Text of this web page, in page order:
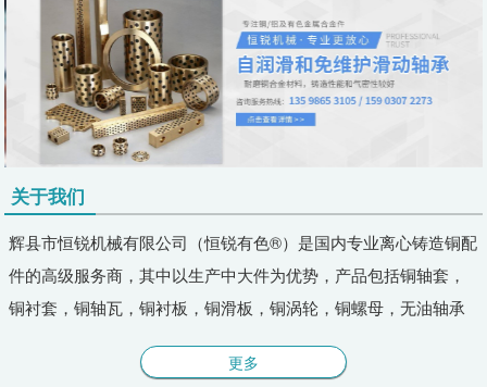
关于我们
辉县市恒锐机械有限公司（恒锐有色®）是国内专业离心铸造铜配
件的高级服务商，其中以生产中大件为优势，产品包括铜轴套，
铜衬套，铜轴瓦，铜衬板，铜滑板，铜涡轮，铜螺母，无油轴承
更多